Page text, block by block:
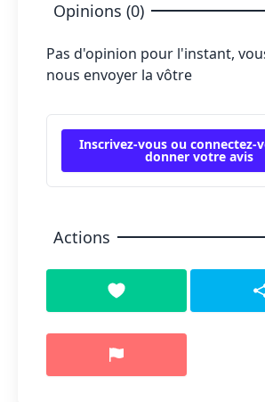
Opinions (0)
Pas d'opinion pour l'instant,
nous envoyer la vôtre
Inscrivez-vous ou connectez-
donner votre avis
Actions